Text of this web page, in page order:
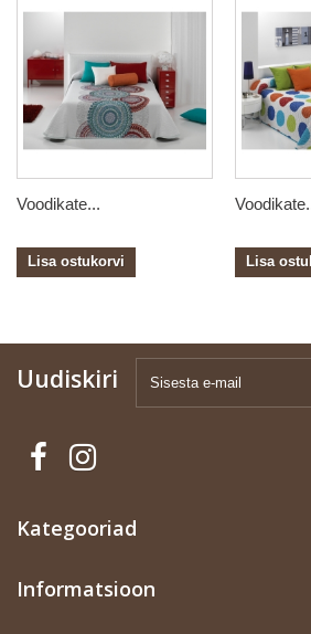
Voodikate...
Lisa ostukorvi Lisa
Uudiskiri
Kategooriad
Informatsioon